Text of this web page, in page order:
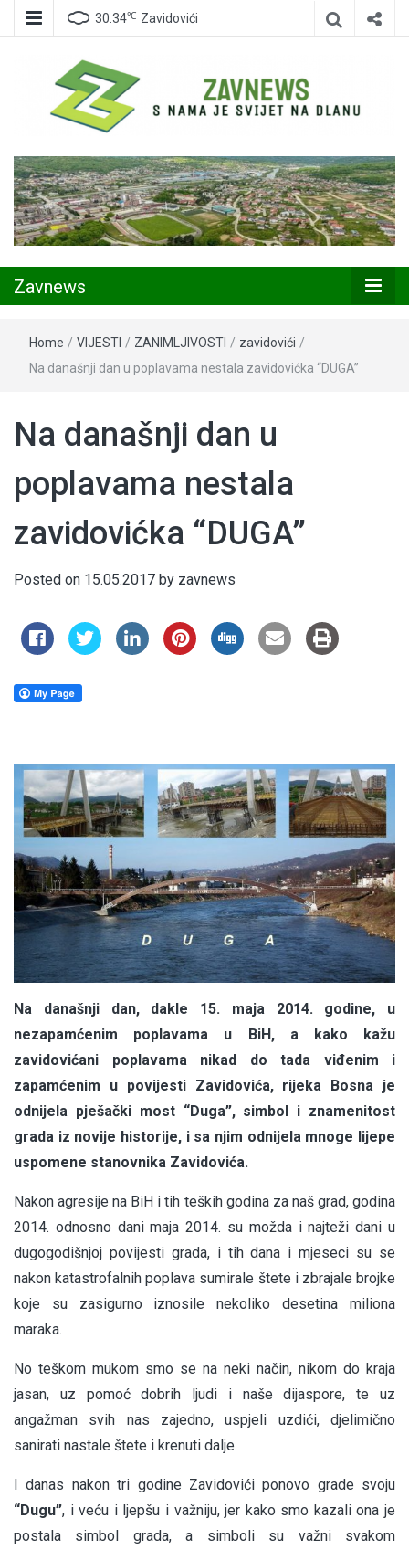
30.34℃ Zavidovići
Zavnews
Zavnews
Home / VIJESTI / ZANIMLJIVOSTI / zavidovići /
Na današnji dan u poplavama nestala zavidovićka “DUGA”
Na današnji dan u
poplavama nestala
zavidovićka “DUGA”
Posted on 15.05.2017 by zavnews
Na današnji dan, dakle 15. maja 2014. godine, u
nezapamćenim poplavama u BiH, a kako kažu
zavidovićani poplavama nikad do tada viđenim i
zapamćenim u povijesti Zavidovića, rijeka Bosna je
odnijela pješački most “Duga”, simbol i znamenitost
grada iz novije historije, i sa njim odnijela mnoge lijepe
uspomene stanovnika Zavidovića.
Nakon agresije na BiH i tih teških godina za naš grad, godina
2014. odnosno dani maja 2014. su možda i najteži dani u
dugogodišnjoj povijesti grada, i tih dana i mjeseci su se
nakon katastrofalnih poplava sumirale štete i zbrajale brojke
koje su zasigurno iznosile nekoliko desetina miliona
maraka.
No teškom mukom smo se na neki način, nikom do kraja
jasan, uz pomoć dobrih ljudi i naše dijaspore, te uz
angažman svih nas zajedno, uspjeli uzdići, djelimično
sanirati nastale štete i krenuti dalje.
I danas nakon tri godine Zavidovići ponovo grade svoju
“Dugu”, i veću i ljepšu i važniju, jer kako smo kazali ona je
postala simbol grada, a simboli su važni svakom